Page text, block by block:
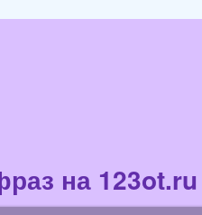
на 123ot.ru